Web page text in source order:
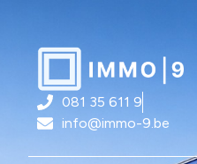
081 35 611 9
info@immo-9.be